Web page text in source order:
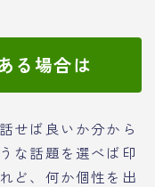
る場合は
せば良いか分から
な話題を選べば印
ど、何か個性を出